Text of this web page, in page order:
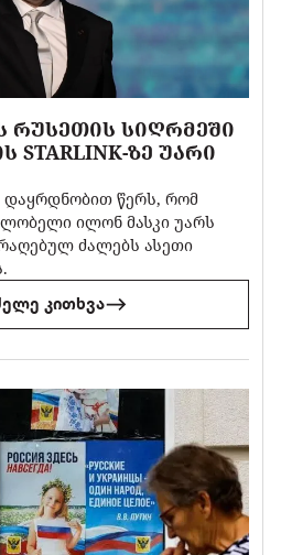
ᲠᲣᲡᲔᲗᲘᲡ ᲡᲘᲦᲠᲛᲔᲨᲘ
ᲖᲔ ᲣᲐᲠᲘ
დაყრდნობით წერს, რომ
ილონ მასკი უარს
ძალებს ასეთი
კითხვა